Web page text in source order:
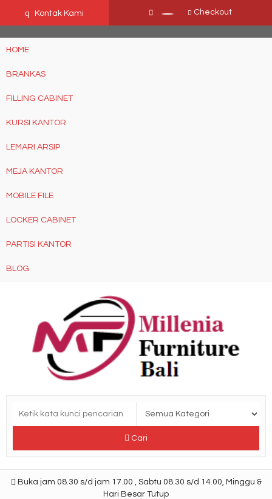
q Kontak Kami Checkout
HOME
BRANKAS
FILLING CABINET
KURSI KANTOR
LEMARI ARSIP
MEJA KANTOR
MOBILE FILE
LOCKER CABINET
PARTISI KANTOR
BLOG
Cari
Buka jam 08.30 s/d jam 17.00 , Sabtu 08.30 s/d 14.00, Minggu &
Hari Besar Tutup